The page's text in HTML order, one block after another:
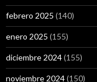
febrero 2025 (140)
enero 2025 (155)
diciembre 2024(155)
noviembre 2024(150)